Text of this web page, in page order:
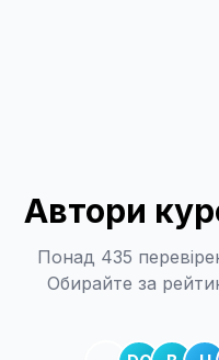
Автори
Понад 435
Обирайте за